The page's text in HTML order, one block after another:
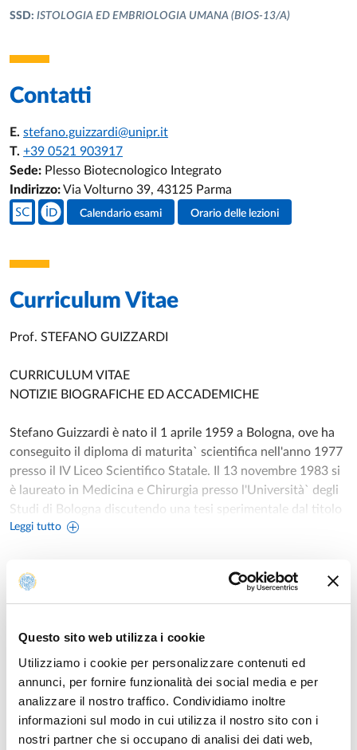
Questo sito web utilizza i cookie
Utilizziamo i cookie per personalizzare contenuti ed
annunci, per fornire funzionalità dei social media e per
analizzare il nostro traffico. Condividiamo inoltre
informazioni sul modo in cui utilizza il nostro sito con i
nostri partner che si occupano di analisi dei dati web,
SSD: ISTOLOGIA ED EMBRIOLOGIA UMANA (BIOS-13/A)
Contatti
E. stefano.guizzardi@unipr.it
T. +39 0521 903917
Sede: Plesso Biotecnologico Integrato
Indirizzo:Via Volturno 39, 43125 Parma
Social del docente
Calendario esami Orario delle lezioni
Curriculum Vitae
Leggi tutto
Prof. STEFANO GUIZZARDI
CURRICULUM VITAE
NOTIZIE BIOGRAFICHE ED ACCADEMICHE
Stefano Guizzardi è nato il 1 aprile 1959 a Bologna, ove ha
conseguito il diploma di maturita` scientifica nell'anno 1977
presso il IV Liceo Scientifico Statale. Il 13 novembre 1983 si
è laureato in Medicina e Chirurgia presso l'Università` degli
Studi di Bologna discutendo una tesi sperimentale dal titolo
"Un nuovo approccio allo studio della malattia varicosa:
Dal 1979 fino al conseguimento della laurea ha frequentato
il reparto di Microscopia Elettronica presso l'Istituto di
dal prof. Alessandro Ruggeri.
Nel 1984 gli è stata assegnata una borsa di studio annuale
per una ricerca relativa alla "Farmacocinetica ed
organodistribuzione tissutale di glicosamminoglicani esogeni
nell'animale da esperimento".
Nel maggio 1984 assieme ad altri collaboratori e` risultato
Anno accademico di erogazione: 2026/2027
Laurea magistrale a ciclo unico 6 anni inMEDICINA E
CHIRURGIA